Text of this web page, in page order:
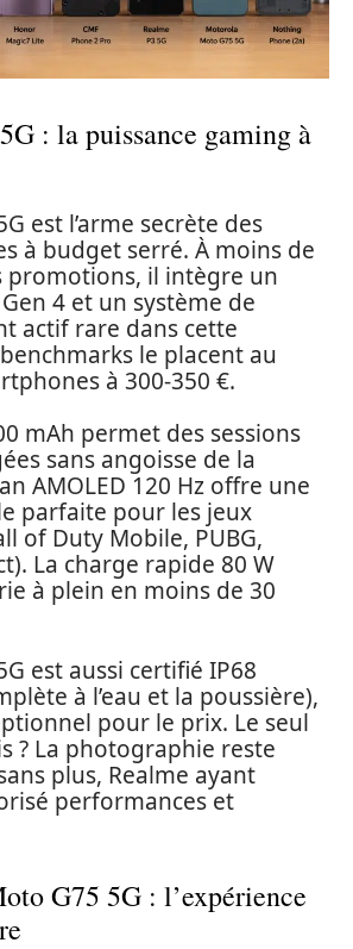
: la puissance gaming à
est l’arme secrète des
à budget serré. À moins de
promotions, il intègre un
4 et un système de
actif rare dans cette
le placent au
à 300-350 €.
mAh permet des sessions
sans angoisse de la
AMOLED 120 Hz offre une
parfaite pour les jeux
of Duty Mobile, PUBG,
La charge rapide 80 W
à plein en moins de 30
est aussi certifié IP68
à l’eau et la poussière),
pour le prix. Le seul
? La photographie reste
plus, Realme ayant
performances et
G75 5G : l’expérience